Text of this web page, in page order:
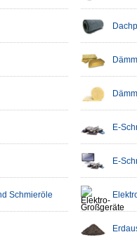
Schmieröle
E-
E-